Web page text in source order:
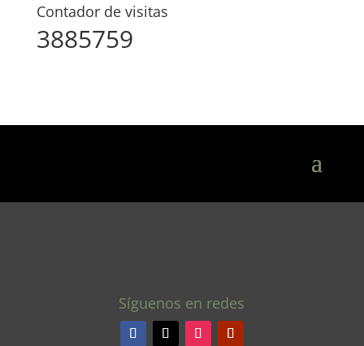
Contador de visitas
3885759
Síguenos en redes